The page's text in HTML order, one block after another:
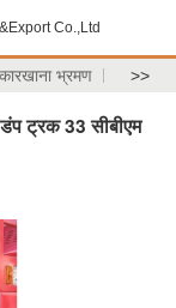
Co.,Ltd
कारखाना भ्रमण >>
ट्रक 33 सीबीएम